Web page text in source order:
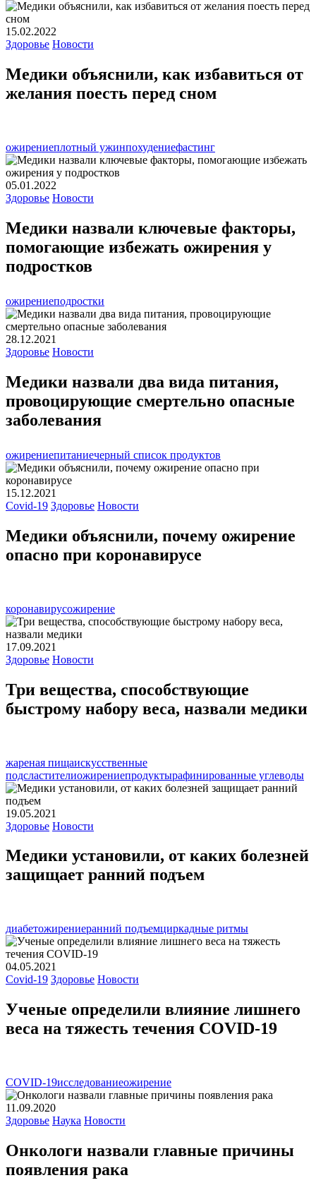
15.02.2022
Здоровье Новости
Медики объяснили, как избавиться от
желания поесть перед сном
ожирениеплотный ужинпохудениефастинг
05.01.2022
Здоровье Новости
Медики назвали ключевые факторы,
помогающие избежать ожирения у
подростков
ожирениеподростки
28.12.2021
Здоровье Новости
Медики назвали два вида питания,
провоцирующие смертельно опасные
заболевания
ожирениепитаниечерный список продуктов
15.12.2021
Covid-19 Здоровье Новости
Медики объяснили, почему ожирение
опасно при коронавирусе
коронавирусожирение
17.09.2021
Здоровье Новости
Три вещества, способствующие
быстрому набору веса, назвали медики
жареная пищаискусственные
подсластителиожирениепродуктырафинированные углеводы
19.05.2021
Здоровье Новости
Медики установили, от каких болезней
защищает ранний подъем
диабетожирениеранний подъемциркадные ритмы
04.05.2021
Covid-19 Здоровье Новости
Ученые определили влияние лишнего
веса на тяжесть течения COVID-19
COVID-19исследованиеожирение
11.09.2020
Здоровье Наука Новости
Онкологи назвали главные причины
появления рака